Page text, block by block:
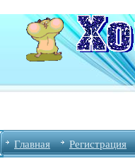
Главная Регистрация